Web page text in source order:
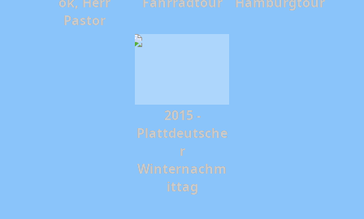
Pastor
2015 -
Plattdeutsche
r
Winternachm
ittag